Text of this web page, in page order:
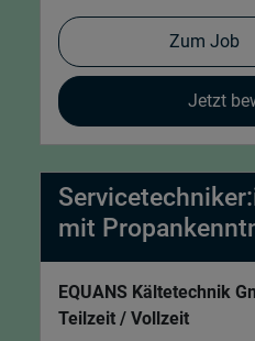
Zum Job
Jetzt
mit
EQUANS Kältetechnik
Teilzeit / Vollzeit